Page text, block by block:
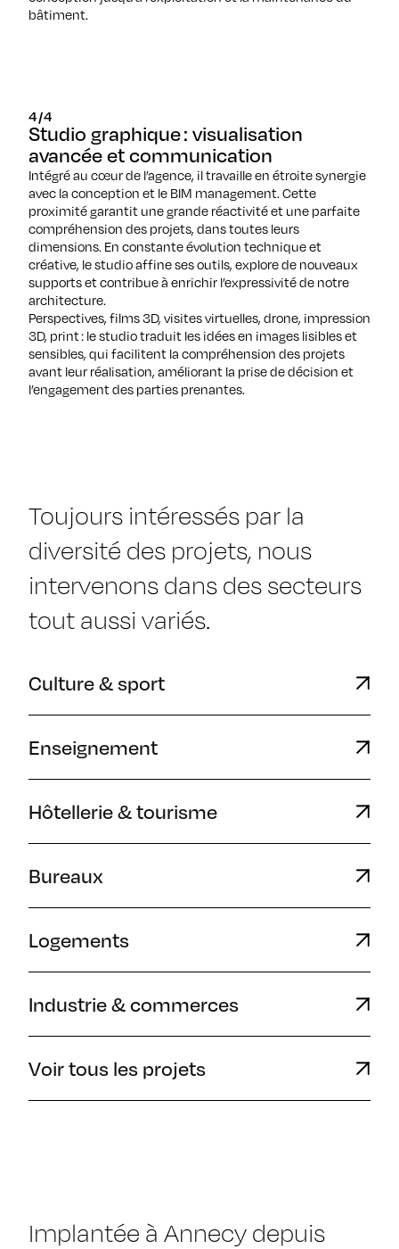
bâtiment.
4/4
Studio graphique : visualisation
avancée et communication
Intégré au cœur de l’agence, il travaille en étroite synergie
avec la conception et le BIM management. Cette
proximité garantit une grande réactivité et une parfaite
compréhension des projets, dans toutes leurs
dimensions. En constante évolution technique et
créative, le studio affine ses outils, explore de nouveaux
supports et contribue à enrichir l’expressivité de notre
architecture.
Perspectives, films 3D, visites virtuelles, drone, impression
3D, print : le studio traduit les idées en images lisibles et
sensibles, qui facilitent la compréhension des projets
avant leur réalisation, améliorant la prise de décision et
l’engagement des parties prenantes.
Toujours intéressés par la
diversité des projets, nous
intervenons dans des secteurs
tout aussi variés.
Culture & sport
Enseignement
Hôtellerie & tourisme
Bureaux
Logements
Industrie & commerces
Voir tous les projets
Implantée à Annecy depuis